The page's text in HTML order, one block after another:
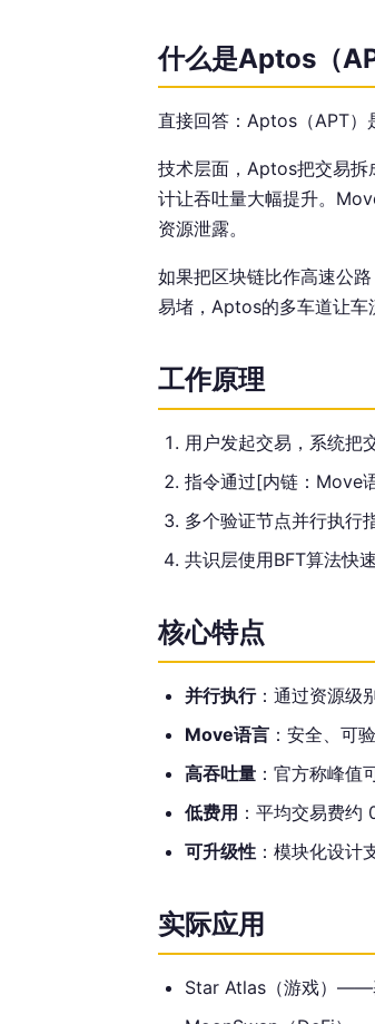
什么是Aptos（
直接回答：Aptos（APT）
技术层面，Aptos把交易拆
计让吞吐量大幅提升。
资源泄露。
如果把区块链比作高速公
易堵，Aptos的多车道让车
工作原理
用户发起交易，系统把
指令通过[内链：Move
多个验证节点并行执行
共识层使用BFT算法快
核心特点
并行执行：通过资源级
Move语言 ：安全、可
高吞吐量 ：官方称峰值
低费用 ：平均交易费约
可升级性 ：模块化设计
实际应用
Star Atlas（游戏）——